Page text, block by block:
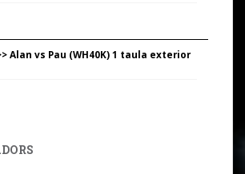
Alan vs Pau (WH40K) 1 taula exterior